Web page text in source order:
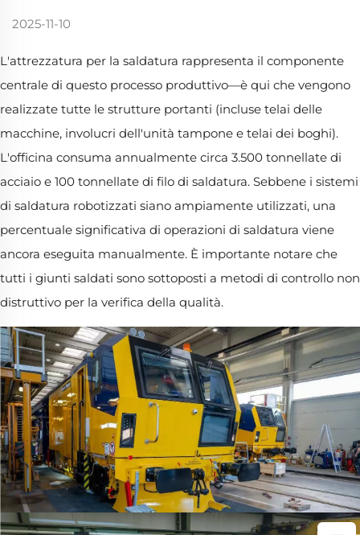
2025-11-10
L'attrezzatura per la saldatura rappresenta il componente
centrale di questo processo produttivo—è qui che vengono
realizzate tutte le strutture portanti (incluse telai delle
macchine, involucri dell'unità tampone e telai dei boghi).
L'officina consuma annualmente circa 3.500 tonnellate di
acciaio e 100 tonnellate di filo di saldatura. Sebbene i sistemi
di saldatura robotizzati siano ampiamente utilizzati, una
percentuale significativa di operazioni di saldatura viene
ancora eseguita manualmente. È importante notare che
tutti i giunti saldati sono sottoposti a metodi di controllo non
distruttivo per la verifica della qualità.